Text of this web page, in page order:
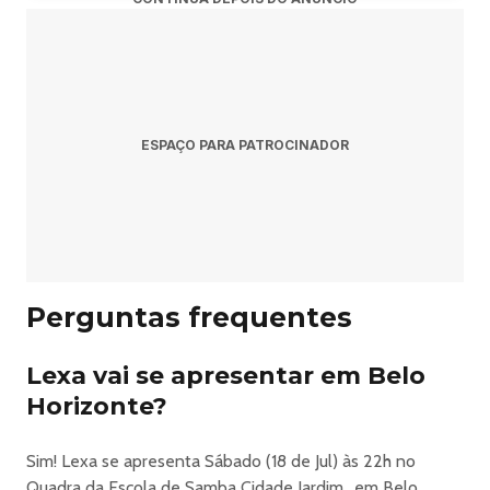
ESPAÇO PARA PATROCINADOR
Perguntas frequentes
Lexa vai se apresentar em Belo
Horizonte?
Sim! Lexa se apresenta Sábado (18 de Jul) às 22h no